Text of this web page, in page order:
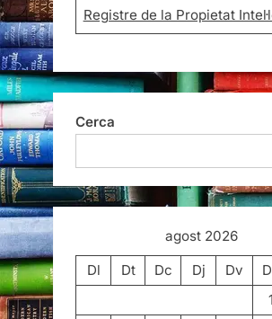
Registre de la Propietat
Cerca
agost 2026
Dl
Dt Dc Dj Dv
1